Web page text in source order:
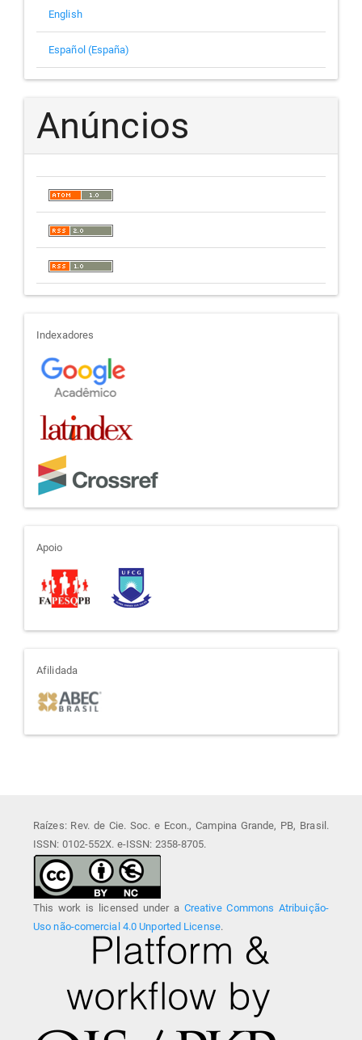
English
Español (España)
Anúncios
indexadores
Indexadores
apoio
Apoio
afiliada
Afilidada
Raízes: Rev. de Cie. Soc. e Econ., Campina Grande, PB, Brasil.
ISSN: 0102-552X. e-ISSN: 2358-8705.
This work is licensed under a Creative Commons Atribuição-
Uso não-comercial 4.0 Unported License.